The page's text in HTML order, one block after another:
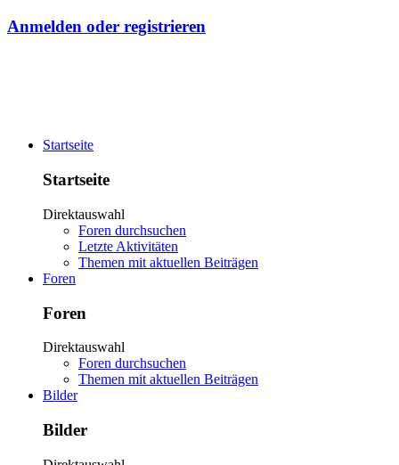
Anmelden oder registrieren
Startseite
Startseite
Direktauswahl
Foren durchsuchen
Letzte Aktivitäten
Themen mit aktuellen Beiträgen
Foren
Foren
Direktauswahl
Foren durchsuchen
Themen mit aktuellen Beiträgen
Bilder
Bilder